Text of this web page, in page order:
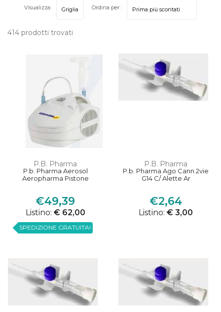
414 prodotti trovati
Visualizza: Ordina per :
P.B. Pharma
P.b. Pharma Aerosol
Aeropharma Pistone
€49,39
Listino: € 62,00
SPEDIZIONE GRATUITA!
P.B. Pharma
P.b. Pharma Ago Cann 2vie
G14 C/ Alette Ar
€2,64
Listino: € 3,00